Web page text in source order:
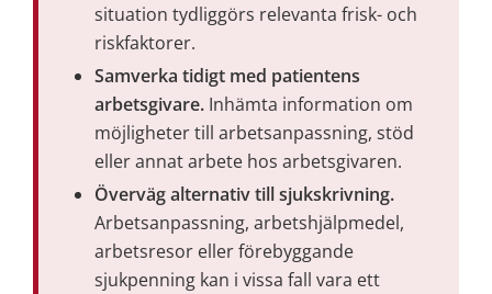
situation tydliggörs relevanta frisk- och
riskfaktorer.
Samverka tidigt med patientens
arbetsgivare. Inhämta information om
möjligheter till arbetsanpassning, stöd
eller annat arbete hos arbetsgivaren.
Arbetsanpassning, arbetshjälpmedel,
arbetsresor eller förebyggande
sjukpenning kan i vissa fall vara ett